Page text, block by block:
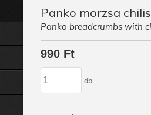
Panko morzsa
Panko breadcrumbs with
990 Ft
db